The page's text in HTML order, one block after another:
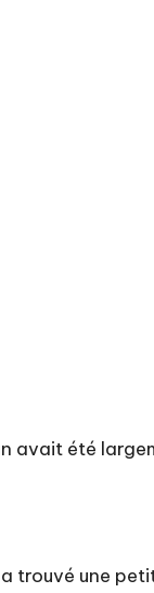
avait été
trouvé une